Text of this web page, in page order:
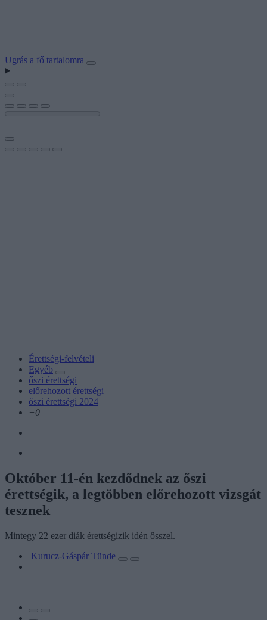
Ugrás a fő tartalomra
Érettségi-felvételi
Egyéb
őszi érettségi
előrehozott érettségi
őszi érettségi 2024
+0
Október 11-én kezdődnek az őszi
érettségik, a legtöbben előrehozott vizsgát
tesznek
Mintegy 22 ezer diák érettségizik idén ősszel.
Kurucz-Gáspár Tünde